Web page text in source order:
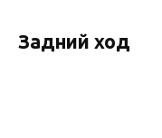
Задний ход